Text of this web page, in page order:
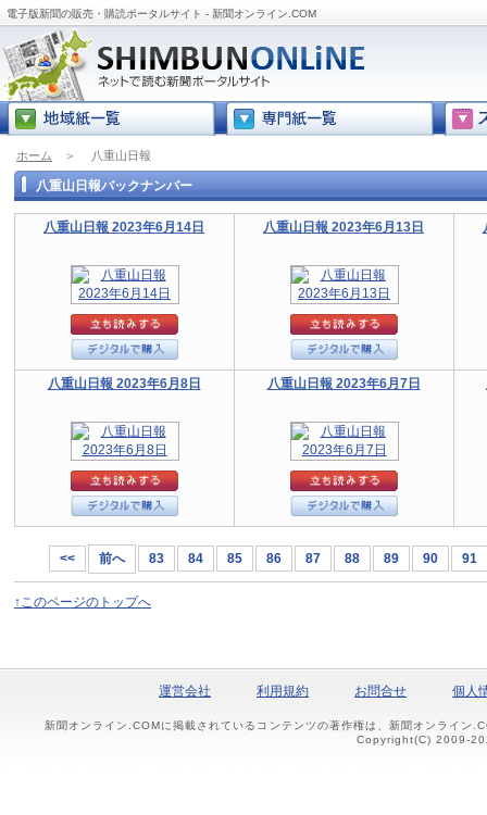
電子版新聞の販売・購読ポータルサイト - 新聞オンライン.COM
ホーム ＞ 八重山日報
八重山日報バックナンバー
八重山日報 2023年6月14日 八重山日報 2023年6月13日
八重山日報 2023年6月8日 八重山日報 2023年6月7日
<< 前へ 83 84 85 86 87 88 89 90 91
↑このページのトップへ
運営会社 利用規約 お問合せ 個人
新聞オンライン.COMに掲載されているコンテンツの著作権は、新聞オンライン
Copyright(C) 2009-